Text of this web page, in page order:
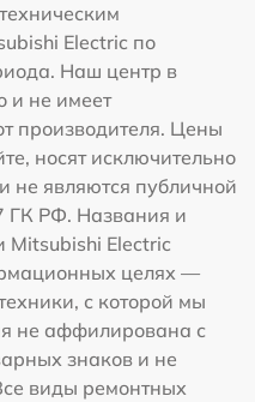
Electric по
Наш центр в
и не имеет
производителя. Цены
носят исключительно
не являются публичной
ГК РФ. Названия и
Mitsubishi Electric
целях —
с которой мы
не аффилирована с
знаков и не
виды ремонтных